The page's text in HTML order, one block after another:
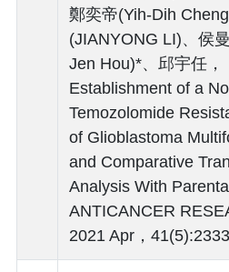
鄭奕帝(Yih-Dih
(JIANYONG LI)、侯
Jen Hou)*、邱宇任，
Establishment of a
Temozolomide
of Glioblastoma
and Comparative
Analysis With
ANTICANCER
2021 Apr，